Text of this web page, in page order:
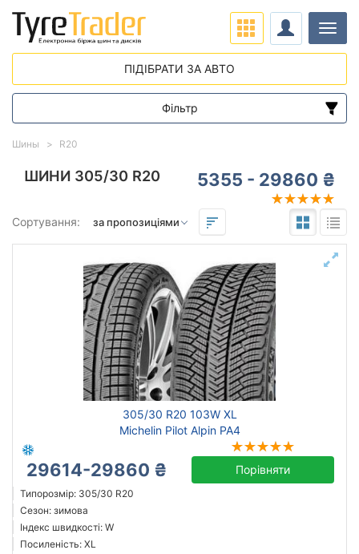
ШИНИ 305/30 R20 5355 - 29860 ₴
Сортування:
305/30 R20 103W XL
Michelin Pilot Alpin PA4
29614-29860 ₴ Порівняти
Типорозмір: 305/30 R20
Сезон: зимова
Індекс швидкості: W
Посиленість: XL
Шины R20
ПІДІБРАТИ ЗА АВТО
Фільтр
Діапазон цін
від
Підбір за параметрами
305
Hankook
Goodyear
Pirelli
Toyo
Всі бренди